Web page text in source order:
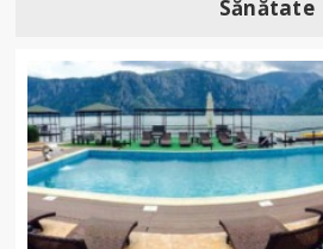
Sănătate